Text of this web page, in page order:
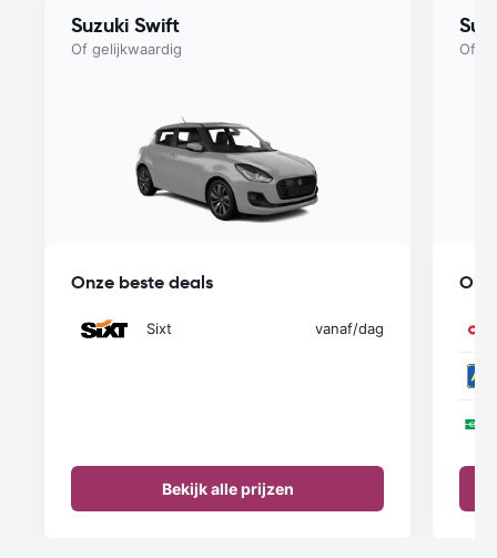
Suzuki Swift
Of gelijkwaardig
Onze beste deals
Sixt vanaf/dag
Bekijk alle prijzen
Of